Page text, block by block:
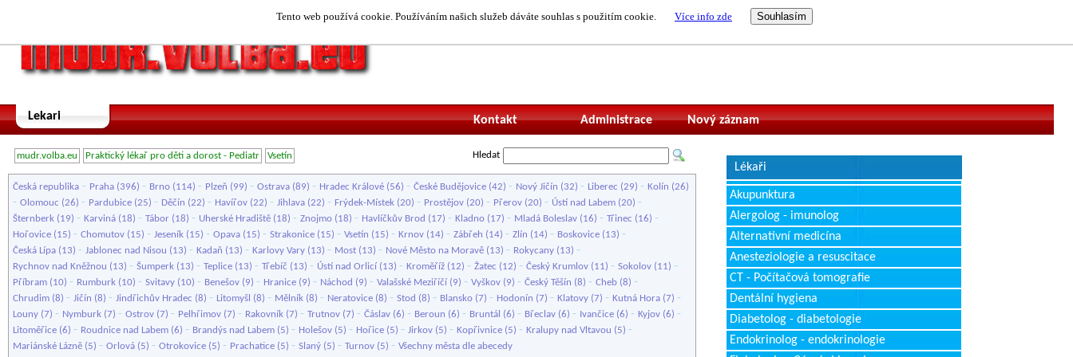
Tento web používá cookie. Používáním našich služeb dáváte souhlas s použitím cookie. Více info zde
Lekari Nový záznam
Administrace
Kontakt
mudr.volba.eu Praktický lékař pro děti a dorost - Pediatr Vsetín Hledat
Česká republika - Praha (396) - Brno (114) - Plzeň (99) - Ostrava (89) - Hradec Králové (56) - České Budějovice (42) - Nový Jičín (32) - Liberec (29) - Kolín (26)
- Olomouc (26) - Pardubice (25) - Děčín (22) - Havířov (22) - Jihlava (22) - Frýdek-Místek (20) - Prostějov (20) - Přerov (20) - Ústí nad Labem (20) -
Šternberk (19) - Karviná (18) - Tábor (18) - Uherské Hradiště (18) - Znojmo (18) - Havlíčkův Brod (17) - Kladno (17) - Mladá Boleslav (16) - Třinec (16) -
Hořovice (15) - Chomutov (15) - Jeseník (15) - Opava (15) - Strakonice (15) - Vsetín (15) - Krnov (14) - Zábřeh (14) - Zlín (14) - Boskovice (13) -
Česká Lípa (13) - Jablonec nad Nisou (13) - Kadaň (13) - Karlovy Vary (13) - Most (13) - Nové Město na Moravě (13) - Rokycany (13) -
Rychnov nad Kněžnou (13) - Šumperk (13) - Teplice (13) - Třebíč (13) - Ústí nad Orlicí (13) - Kroměříž (12) - Žatec (12) - Český Krumlov (11) - Sokolov (11) -
Příbram (10) - Rumburk (10) - Svitavy (10) - Benešov (9) - Hranice (9) - Náchod (9) - Valašské Meziříčí (9) - Vyškov (9) - Český Těšín (8) - Cheb (8) -
Chrudim (8) - Jičín (8) - Jindřichův Hradec (8) - Litomyšl (8) - Mělník (8) - Neratovice (8) - Stod (8) - Blansko (7) - Hodonín (7) - Klatovy (7) - Kutná Hora (7) -
Louny (7) - Nymburk (7) - Ostrov (7) - Pelhřimov (7) - Rakovník (7) - Trutnov (7) - Čáslav (6) - Beroun (6) - Bruntál (6) - Břeclav (6) - Ivančice (6) - Kyjov (6) -
Litoměřice (6) - Roudnice nad Labem (6) - Brandýs nad Labem (5) - Holešov (5) - Hořice (5) - Jirkov (5) - Kopřivnice (5) - Kralupy nad Vltavou (5) -
Mariánské Lázně (5) - Orlová (5) - Otrokovice (5) - Prachatice (5) - Slaný (5) - Turnov (5) - Všechny města dle abecedy
Lékaři
Akupunktura
Alergolog - imunolog
Alternativní medicína
Anesteziologie a resuscitace
CT - Počítačová tomografie
Dentální hygiena
Diabetolog - diabetologie
Endokrinolog - endokrinologie